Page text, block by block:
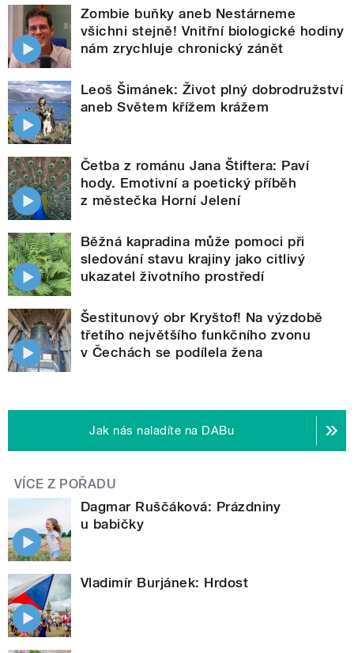
Zombie buňky aneb Nestárneme
všichni stejně! Vnitřní biologické hodiny
nám zrychluje chronický zánět
Leoš Šimánek: Život plný dobrodružství
aneb Světem křížem krážem
Četba z románu Jana Štiftera: Paví
hody. Emotivní a poetický příběh
z městečka Horní Jelení
Běžná kapradina může pomoci při
sledování stavu krajiny jako citlivý
ukazatel životního prostředí
Šestitunový obr Kryštof! Na výzdobě
třetího největšího funkčního zvonu
v Čechách se podílela žena
Jak nás naladíte na DABu
VÍCE Z POŘADU
Dagmar Ruščáková: Prázdniny
u babičky
Vladimír Burjánek: Hrdost